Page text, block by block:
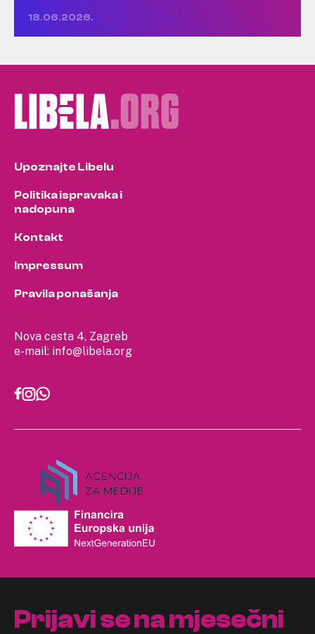
18.06.2026.
Nova cesta 4, Zagreb
e-mail: info@libela.org
Upoznajte Libelu
Politika ispravaka i
nadopuna
Kontakt
Impressum
Pravila ponašanja
Prijavi se na mjesečni